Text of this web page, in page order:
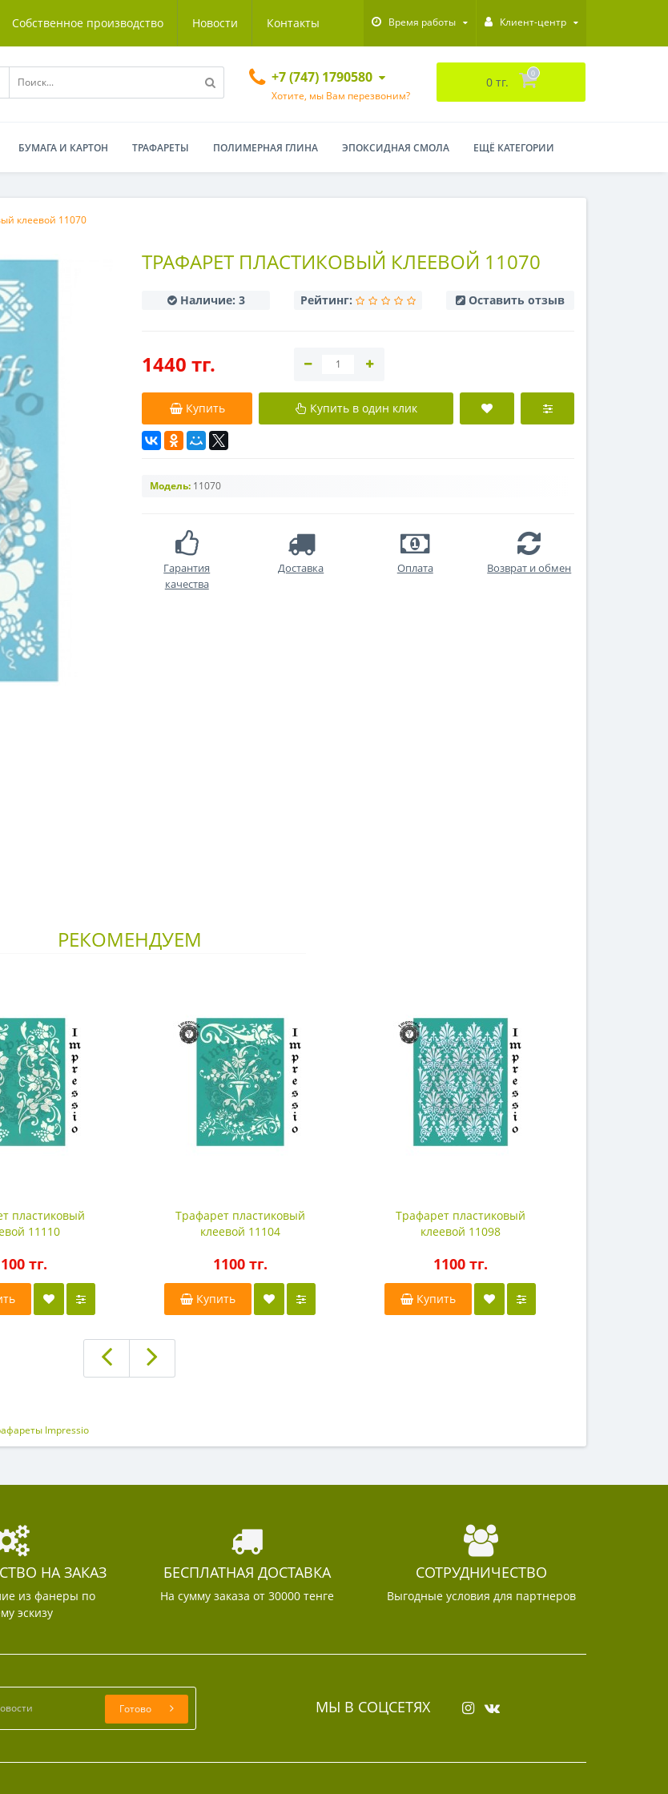
Собственное производство Новости Контакты Время работы Клиент-центр
+7 (747) 1790580
Хотите, мы Вам перезвоним?
0 тг.
0
БУМАГА И КАРТОН ТРАФАРЕТЫ ПОЛИМЕРНАЯ ГЛИНА ЭПОКСИДНАЯ СМОЛА ЕЩЁ КАТЕГОРИИ
клеевой 11070
ТРАФАРЕТ ПЛАСТИКОВЫЙ КЛЕЕВОЙ 11070
Наличие: 3 Рейтинг: Оставить отзыв
1440 тг.
Купить Купить в один клик
Модель: 11070
Гарантия
качества
Доставка Оплата Возврат и обмен
РЕКОМЕНДУЕМ
пластиковый
11110
тг.
Трафарет пластиковый
клеевой 11104
1100 тг.
Купить
Трафарет пластиковый
клеевой 11098
1100 тг.
Купить
Impressio
НА ЗАКАЗ
из фанеры по
эскизу
БЕСПЛАТНАЯ ДОСТАВКА
На сумму заказа от 30000 тенге
СОТРУДНИЧЕСТВО
Выгодные условия для партнеров
Готово МЫ В СОЦСЕТЯХ